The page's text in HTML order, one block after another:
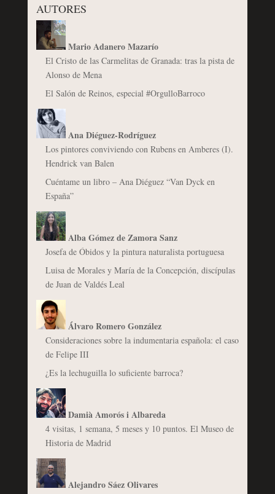
AUTORES
Mario Adanero Mazarío
El Cristo de las Carmelitas de Granada: tras la pista de
Alonso de Mena
El Salón de Reinos, especial #OrgulloBarroco
Ana Diéguez-Rodríguez
Los pintores conviviendo con Rubens en Amberes (I).
Hendrick van Balen
Cuéntame un libro – Ana Diéguez “Van Dyck en
España”
Alba Gómez de Zamora Sanz
Josefa de Óbidos y la pintura naturalista portuguesa
Luisa de Morales y María de la Concepción, discípulas
de Juan de Valdés Leal
Álvaro Romero González
Consideraciones sobre la indumentaria española: el caso
de Felipe III
¿Es la lechuguilla lo suficiente barroca?
Damià Amorós i Albareda
4 visitas, 1 semana, 5 meses y 10 puntos. El Museo de
Historia de Madrid
Alejandro Sáez Olivares